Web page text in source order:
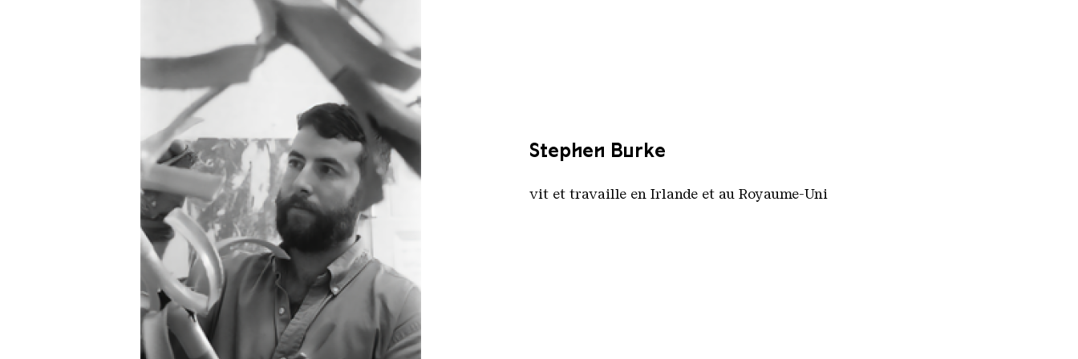
Stephen Burke
vit et travaille en Irlande et au Royaume-Uni